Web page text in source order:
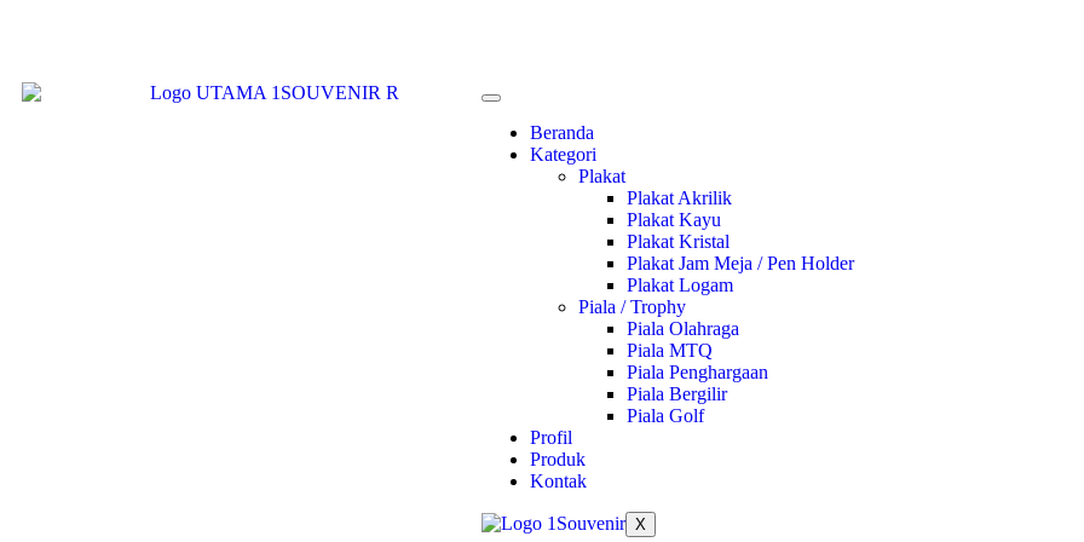
Beranda
Kategori
Plakat
Plakat Akrilik
Plakat Kayu
Plakat Kristal
Plakat Jam Meja / Pen Holder
Plakat Logam
Piala / Trophy
Piala Olahraga
Piala MTQ
Piala Penghargaan
Piala Bergilir
Piala Golf
Profil
Produk
Kontak
X